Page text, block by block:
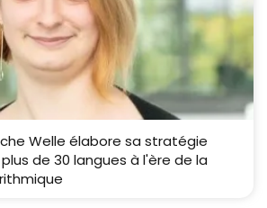
Welle élabore sa stratégie
de 30 langues à l'ère de la